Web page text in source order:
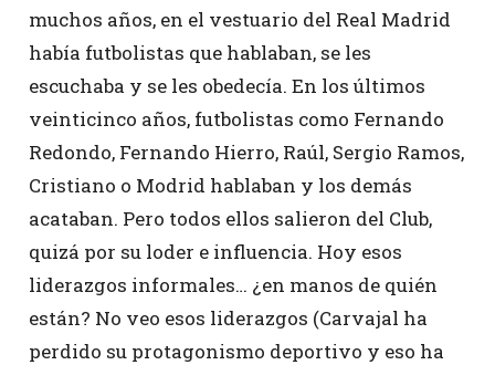
muchos años, en el vestuario del Real Madrid
había futbolistas que hablaban, se les
escuchaba y se les obedecía. En los últimos
veinticinco años, futbolistas como Fernando
Redondo, Fernando Hierro, Raúl, Sergio Ramos,
Cristiano o Modrid hablaban y los demás
acataban. Pero todos ellos salieron del Club,
quizá por su loder e influencia. Hoy esos
liderazgos informales… ¿en manos de quién
están? No veo esos liderazgos (Carvajal ha
perdido su protagonismo deportivo y eso ha